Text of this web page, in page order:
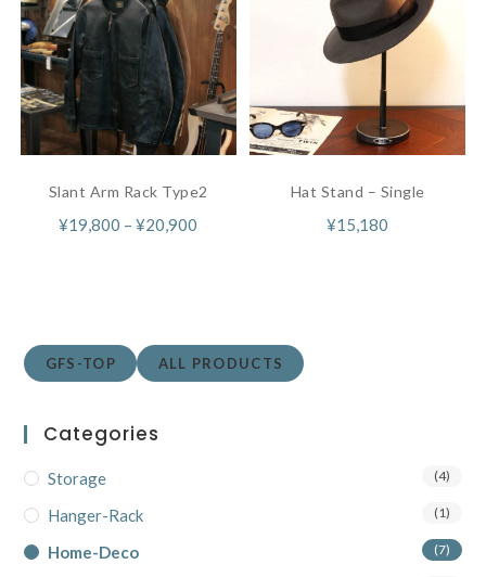
Slant Arm Rack Type2
¥19,800 –¥20,900
Hat Stand – Single
¥15,180
GFS-TOP ALL PRODUCTS
Categories
Storage (4)
Hanger-Rack (1)
Home-Deco (7)